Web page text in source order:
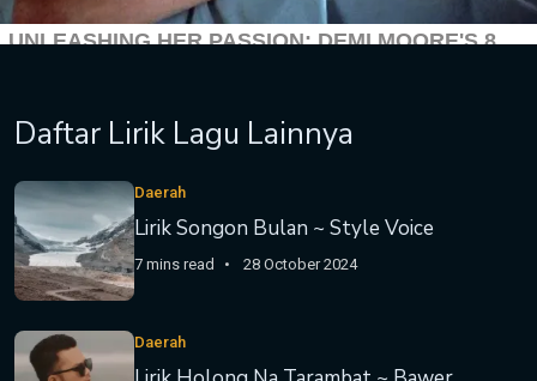
Daftar Lirik Lagu Lainnya
Daerah
Lirik Songon Bulan ~ Style Voice
7 mins read 28 October 2024
Daerah